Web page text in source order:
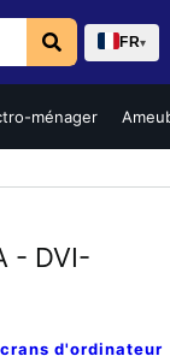
FR▾
ménager
- DVI-
d'ordinateur